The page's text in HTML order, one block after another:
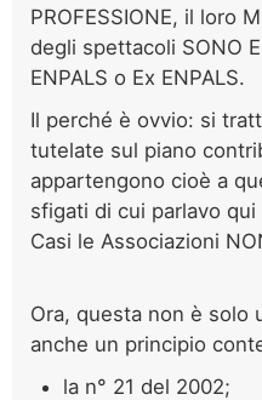
PROFESSIONE, il loro
degli spettacoli SONO
ENPALS o Ex ENPALS.
Il perché è ovvio: si
tutelate sul piano
appartengono cioè a
sfigati di cui parlavo
Casi le Associazioni
Ora, questa non è solo
anche un principio
la n° 21 del 2002;